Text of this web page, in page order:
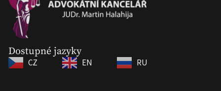
Dostupné jazyky
CZ EN RU